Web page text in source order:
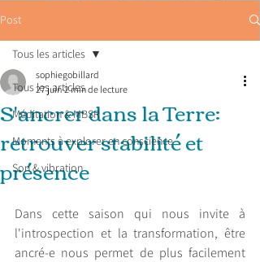
Post
Tous les articles
Méditation & MBSR
Moments à explorer en conscience
Son & vibration
Tous les articles
S'ancrer dans la Terre:
retrouver stabilité et
présence
sophiegobillard
27 juin 2 min de lecture
Dans cette saison qui nous invite à
l'introspection et la transformation, être
ancré-e nous permet de plus facilement